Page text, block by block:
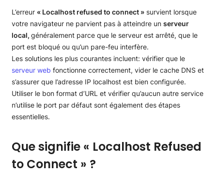
L’erreur « Localhost refused to connect » survient lorsque
votre navigateur ne parvient pas à atteindre un serveur
local, généralement parce que le serveur est arrêté, que le
port est bloqué ou qu’un pare-feu interfère.
Les solutions les plus courantes incluent: vérifier que le
serveur web fonctionne correctement, vider le cache DNS et
s’assurer que l’adresse IP localhost est bien configurée.
Utiliser le bon format d’URL et vérifier qu’aucun autre service
n’utilise le port par défaut sont également des étapes
essentielles.
Que signifie « Localhost Refused
to Connect » ?